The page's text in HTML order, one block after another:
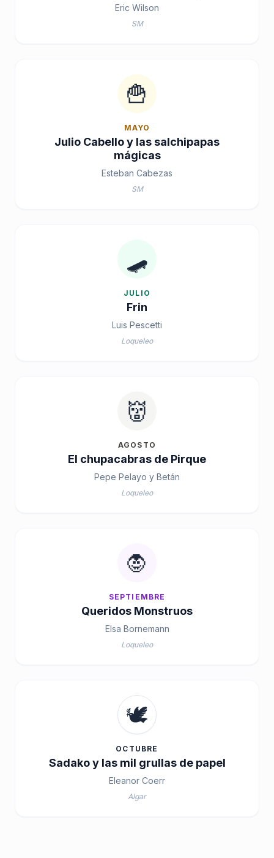
Eric Wilson
SM
🍟
MAYO
Julio Cabello y las salchipapas
mágicas
Esteban Cabezas
SM
🛹
JULIO
Frin
Luis Pescetti
Loqueleo
👹
AGOSTO
El chupacabras de Pirque
Pepe Pelayo y Betán
Loqueleo
🧛
SEPTIEMBRE
Queridos Monstruos
Elsa Bornemann
Loqueleo
🕊️
OCTUBRE
Sadako y las mil grullas de papel
Eleanor Coerr
Algar